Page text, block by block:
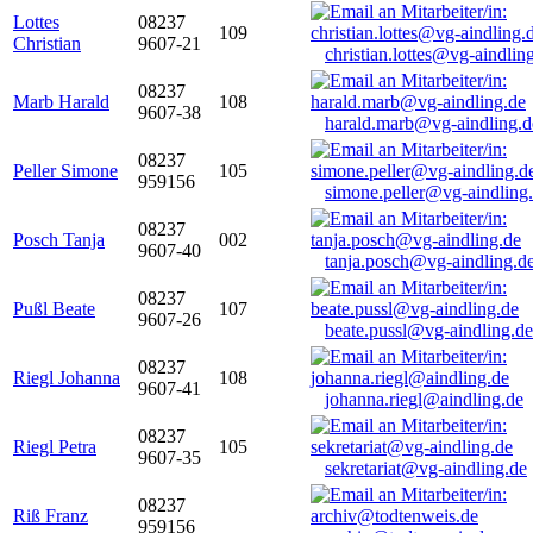
Lottes
Christian
08237
9607-21
109
christian.lottes@vg-
Marb Harald
08237
9607-38
108
harald.marb@vg-
Peller Simone
08237
959156
105
simone.peller@vg-
Posch Tanja
08237
9607-40
002
tanja.posch@vg-
Pußl Beate
08237
9607-26
107
beate.pussl@vg-aindling.de
Riegl Johanna
08237
9607-41
108
johanna.riegl@aindling.de
Riegl Petra
08237
9607-35
105
sekretariat@vg-aindling.de
Riß Franz
08237
959156